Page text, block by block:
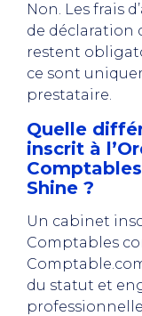
Non. Les frais
de déclaration
restent
ce sont
prestataire.
Quelle
inscrit à
Shine ?
Un cabinet
Comptables
du statut et